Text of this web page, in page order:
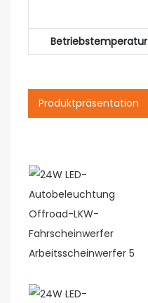
Betriebstemperatur
Produktpräsentation